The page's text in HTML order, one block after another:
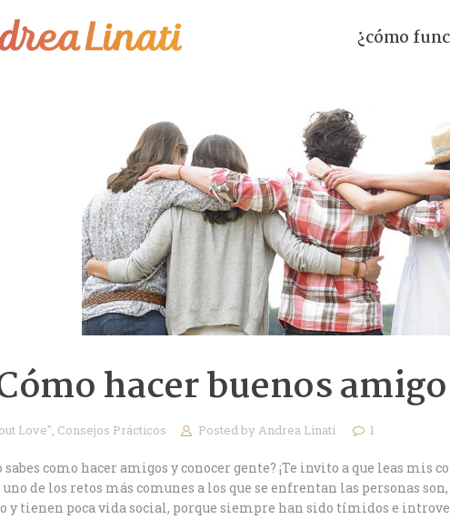
¿cómo
funciona?
hacer buenos
Love", Consejos Prácticos Posted byAndrea Linati 1
sabes como hacer amigos y conocer gente? ¡Te invito a que leas mis
uno de los retos más comunes a los que se enfrentan las personas
y tienen poca vida social, porque siempre han sido tímidos e